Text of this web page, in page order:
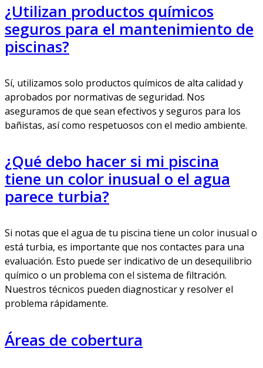
¿Utilizan productos químicos
seguros para el mantenimiento de
piscinas?
Sí, utilizamos solo productos químicos de alta calidad y
aprobados por normativas de seguridad. Nos
aseguramos de que sean efectivos y seguros para los
bañistas, así como respetuosos con el medio ambiente.
¿Qué debo hacer si mi piscina
tiene un color inusual o el agua
parece turbia?
Si notas que el agua de tu piscina tiene un color inusual o
está turbia, es importante que nos contactes para una
evaluación. Esto puede ser indicativo de un desequilibrio
químico o un problema con el sistema de filtración.
Nuestros técnicos pueden diagnosticar y resolver el
problema rápidamente.
Áreas de cobertura